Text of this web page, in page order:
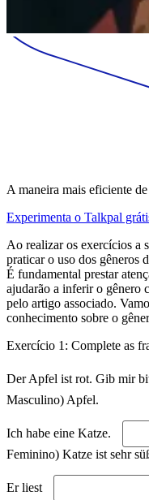
A maneira mais eficiente
Experimenta o Talkpal
Ao realizar os exercícios a
praticar o uso dos gêneros
É fundamental prestar
ajudarão a inferir o gênero
pelo artigo associado.
conhecimento sobre o
Exercício 1: Complete as
Der Apfel ist rot. Gib mir
Masculino) Apfel.
Ich habe eine Katze.
Feminino) Katze ist sehr
Er liest